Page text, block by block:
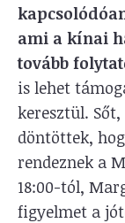
ami a kínai
tovább
is lehet
keresztül.
döntöttek,
rendeznek a
18:00-tól,
figyelmet a